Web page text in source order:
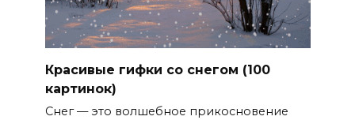
Красивые гифки со снегом (100
картинок)
Снег — это волшебное прикосновение